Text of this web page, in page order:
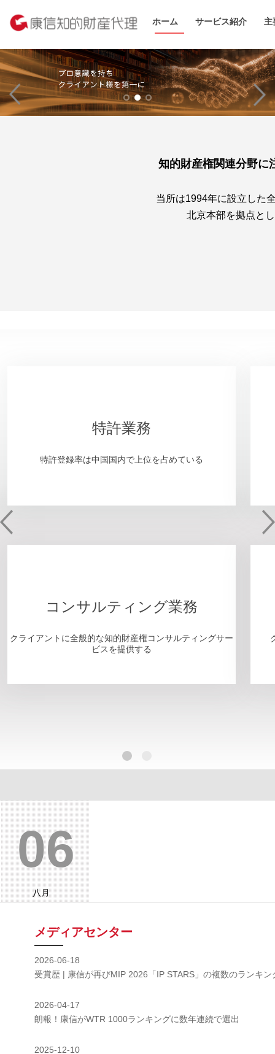
ホーム サービス紹介 主
知的財産権関連分野に
当所は1994年に設立した
北京本部を拠点と
特許業務
特許登録率は中国国内で上位を占めている
コンサルティング業務
クライアントに全般的な知的財産権コンサルティングサー
ビスを提供する
06
八月
メディアセンター
2026-06-18
受賞歴 | 康信が再びMIP 2026「IP STARS」の複数のランキン
2026-04-17
朗報！康信がWTR 1000ランキングに数年連続で選出
2025-12-10